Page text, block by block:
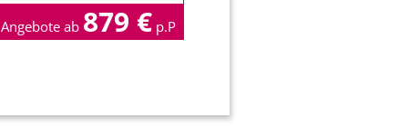
Angebote ab 879 € p.P